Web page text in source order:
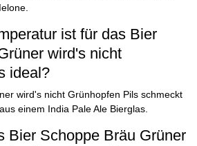
ist für das Bier
wird's nicht
ideal?
wird's nicht Grünhopfen Pils schmeckt
einem India Pale Ale Bierglas.
Bier Schoppe Bräu Grüner